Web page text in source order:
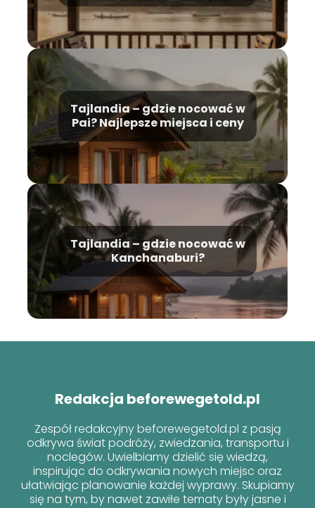
Tajlandia – gdzie nocować w
Pai? Najlepsze miejsca i ceny
Tajlandia – gdzie nocować w
Kanchanaburi?
Redakcja beforewegetold.pl
Zespół redakcyjny beforewegetold.pl z pasją
odkrywa świat podróży, zwiedzania, transportu i
noclegów. Uwielbiamy dzielić się wiedzą,
inspirując do odkrywania nowych miejsc oraz
ułatwiając planowanie każdej wyprawy. Skupiamy
się na tym, by nawet zawiłe tematy były jasne i